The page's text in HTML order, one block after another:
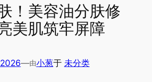
！美容油分肤修
美肌筑牢屏障
—由小葱于 未分类